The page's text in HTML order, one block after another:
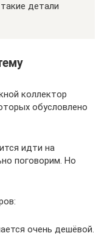
детали
коллектор
обусловлено
идти на
поговорим. Но
очень дешёвой.